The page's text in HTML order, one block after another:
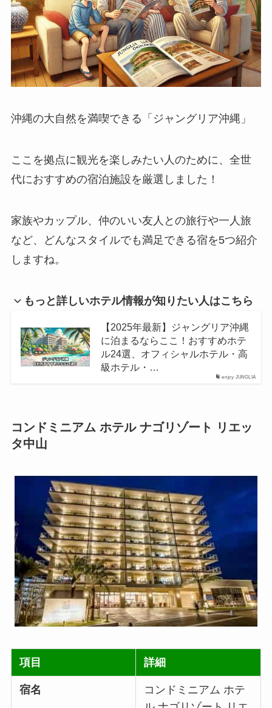
沖縄の大自然を満喫できる「ジャングリア沖縄」
ここを拠点に観光を楽しみたい人のために、全世
代におすすめの宿泊施設を厳選しました！
家族やカップル、仲のいい友人との旅行や一人旅
など、どんなスタイルでも満足できる宿を5つ紹介
しますね。
もっと詳しいホテル情報が知りたい人はこちら
enjoy JUNGLIA
【2025年最新】ジャングリア沖縄
に泊まるならここ！おすすめホテ
ル24選、オフィシャルホテル・高
級ホテル・…
コンドミニアム ホテル ナゴリゾート リエッ
タ中山
項目 詳細
宿名
コンドミニアム ホテ